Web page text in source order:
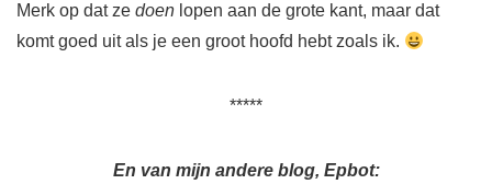
Merk op dat ze doen lopen aan de grote kant, maar dat
komt goed uit als je een groot hoofd hebt zoals ik.
*****
En van mijn andere blog, Epbot: